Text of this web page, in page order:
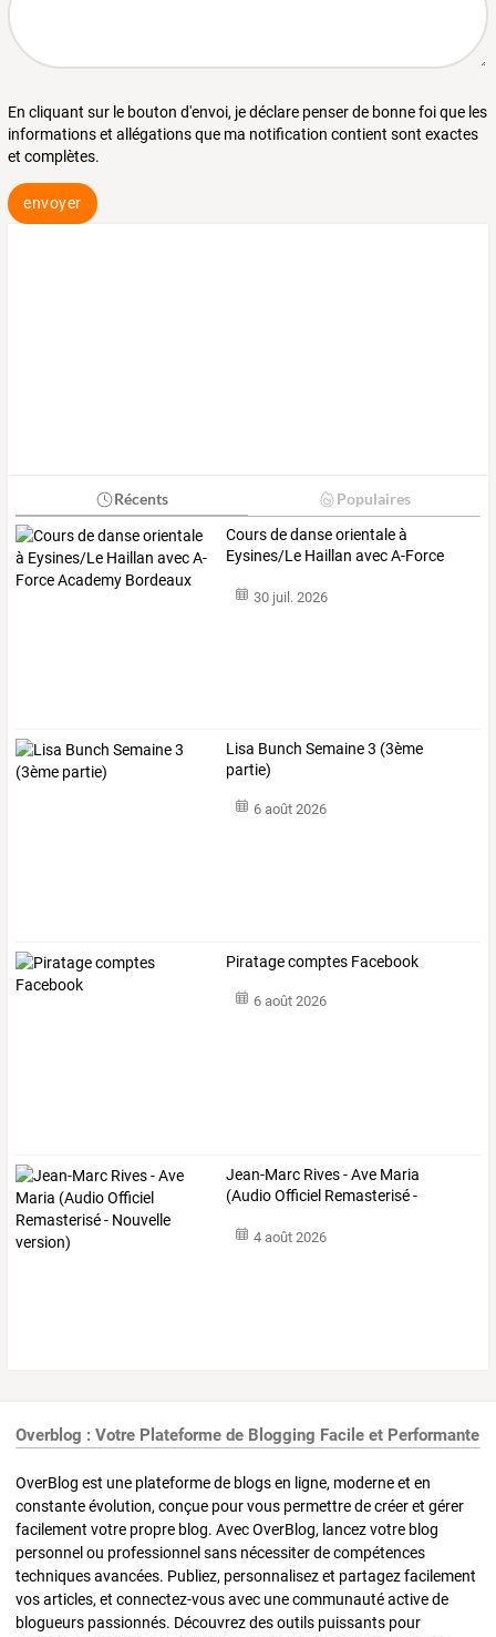
En cliquant sur le bouton d'envoi, je déclare penser de bonne foi que les
informations et allégations que ma notification contient sont exactes
et complètes.
envoyer
Récents Populaires
Coursdedanseorientaleà
Eysines/Le Haillan avecA-Force
30 juil. 2026
Lisa Bunch Semaine 3 (3ème
partie)
6 août 2026
Piratage comptes Facebook
6 août 2026
Jean-Marc Rives-Ave Maria
(AudioOfficiel Remasterisé-
4 août 2026
Overblog : Votre Plateforme de Blogging Facile et Performante
OverBlog est une plateforme de blogs en ligne, moderne et en
constante évolution, conçue pour vous permettre de créer et gérer
facilement votre propre blog. Avec OverBlog, lancez votre blog
personnel ou professionnel sans nécessiter de compétences
techniques avancées. Publiez, personnalisez et partagez facilement
vos articles, et connectez-vous avec une communauté active de
blogueurs passionnés. Découvrez des outils puissants pour